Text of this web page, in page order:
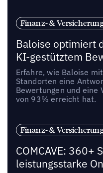
Finanz- &
Baloise optimiert
KI-gestütztem
Erfahre, wie Baloise
Standorten eine
Bewertungen und eine
von 93% erreicht hat.
Finanz- &
COMCAVE: 360+
leistungsstarke